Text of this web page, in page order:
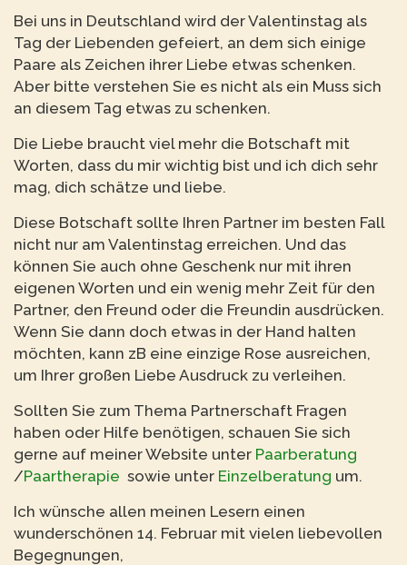
Bei uns in Deutschland wird der Valentinstag als
Tag der Liebenden gefeiert, an dem sich einige
Paare als Zeichen ihrer Liebe etwas schenken.
Aber bitte verstehen Sie es nicht als ein Muss sich
an diesem Tag etwas zu schenken.
Die Liebe braucht viel mehr die Botschaft mit
Worten, dass du mir wichtig bist und ich dich sehr
mag, dich schätze und liebe.
Diese Botschaft sollte Ihren Partner im besten Fall
nicht nur am Valentinstag erreichen. Und das
können Sie auch ohne Geschenk nur mit ihren
eigenen Worten und ein wenig mehr Zeit für den
Partner, den Freund oder die Freundin ausdrücken.
Wenn Sie dann doch etwas in der Hand halten
möchten, kann zB eine einzige Rose ausreichen,
um Ihrer großen Liebe Ausdruck zu verleihen.
Sollten Sie zum Thema Partnerschaft Fragen
haben oder Hilfe benötigen, schauen Sie sich
gerne auf meiner Website unter Paarberatung
/Paartherapie sowie unter Einzelberatung um.
Ich wünsche allen meinen Lesern einen
wunderschönen 14. Februar mit vielen liebevollen
Begegnungen,